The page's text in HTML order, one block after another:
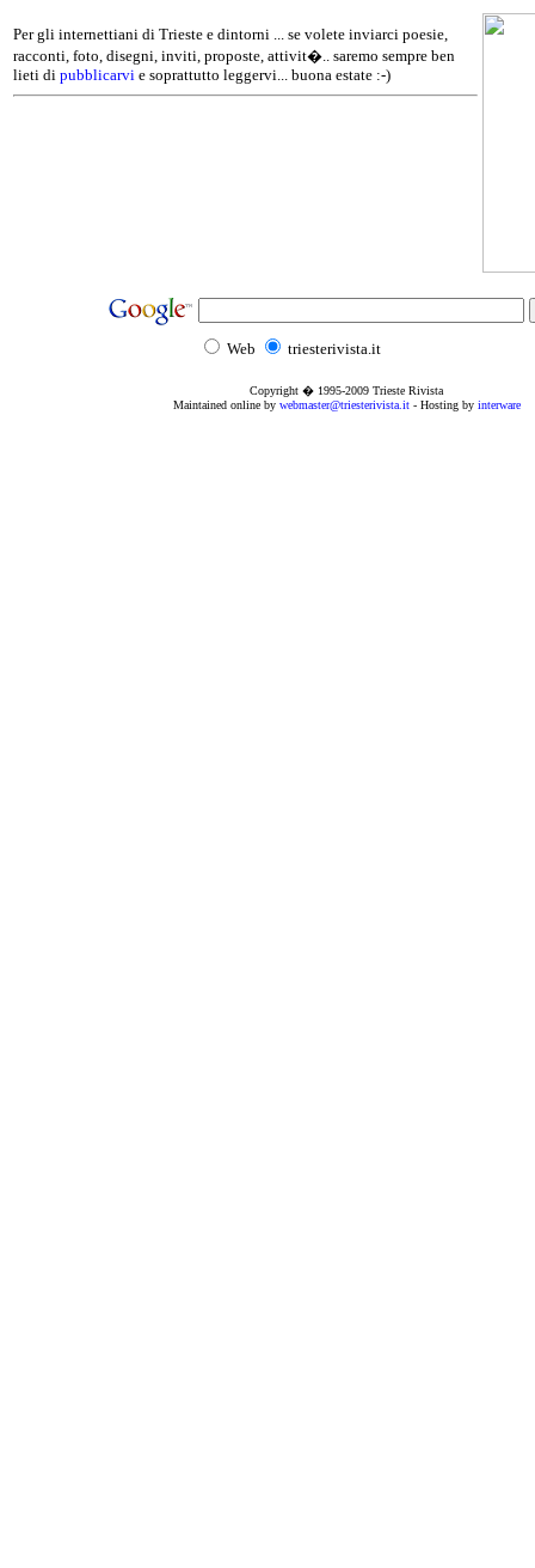
Per gli internettiani di Trieste e dintorni ... se volete inviarci poesie,
racconti, foto, disegni, inviti, proposte, attivit�.. saremo sempre ben
lieti di pubblicarvi e soprattutto leggervi... buona estate :-)
Web triesterivista.it
Copyright � 1995-2009 Trieste Rivista
Maintained online by webmaster@triesterivista.it- Hosting by interware